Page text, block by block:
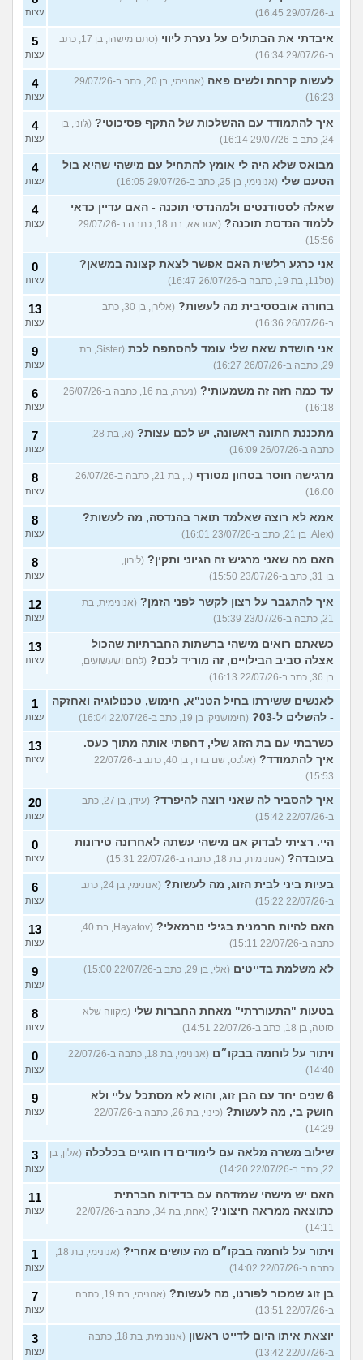
ב-29/07/26 16:45)
עצות
איבדתי את הבתולים על נערת ליווי
(סתם מישהו, בן 17, כתב
ב-29/07/26 16:34)
5
עצות
לעשות קרחת ולשים פאה
(אנונימי, בן 20, כתב ב-29/07/26
16:23)
4
עצות
איך להתמודד עם ההשלכות של התקף פסיכוטי? (ג'וני, בן
24, כתב ב-29/07/26 16:14)
4
עצות
מבואס שלא היה לי אומץ להתחיל עם מישהי שהיא בול
הטעם שלי (אנונימי, בן 25, כתב ב-29/07/26 16:05)
4
עצות
שאלה לסטודנטים ולמהנדסי תוכנה - האם עדיין כדאי
ללמוד הנדסת תוכנה?
(אסראא, בת 18, כתבה ב-29/07/26
15:56)
4
עצות
אני כרגע רלשית האם אפשר לצאת קצונה במשאן?
(טל11, בת 19, כתבה ב-26/07/26 16:47)
0
עצות
בחורה אובססיבית מה לעשות?
(אלירן, בן 30, כתב
ב-26/07/26 16:36)
13
עצות
אני חושדת שאח שלי עומד להסתפח לכת
(Sister, בת
29, כתבה ב-26/07/26 16:27)
9
עצות
עד כמה חזה זה משמעותי?
(נערה, בת 16, כתבה ב-26/07/26
16:18)
6
עצות
מתכננת חתונה ראשונה, יש לכם עצות?
(א, בת 28,
כתבה ב-26/07/26 16:09)
7
עצות
מרגישה חוסר בטחון מטורף
(.., בת 21, כתבה ב-26/07/26
16:00)
8
עצות
אמא לא רוצה שאלמד תואר בהנדסה, מה לעשות?
(Alex, בן 21, כתב ב-23/07/26 16:01)
8
עצות
האם מה שאני מרגיש זה הגיוני ותקין? (לירון,
בן 31, כתב ב-23/07/26 15:50)
8
עצות
איך להתגבר על רצון לקשר לפני הזמן? (אנונימית, בת
21, כתבה ב-23/07/26 15:39)
12
עצות
כשאתם רואים מישהי ברשתות החברתיות שהכול
אצלה סביב הבילויים, זה מוריד לכם? (לחם ושעשועים,
בן 36, כתב ב-22/07/26 16:13)
13
עצות
לאנשים ששירתו בחיל הטנ"א, חימוש, טכנולוגיה ואחזקה
- להשלים ל-03?
(חימושניק, בן 19, כתב ב-22/07/26 16:04)
1
עצות
כשרבתי עם בת הזוג שלי, דחפתי אותה מתוך כעס.
איך להתמודד?
(אלכס, שם בדוי, בן 40, כתב ב-22/07/26
15:53)
13
עצות
איך להסביר לה שאני רוצה להיפרד?
(עידן, בן 27, כתב
ב-22/07/26 15:42)
20
עצות
היי. רציתי לבדוק אם מישהי עשתה לאחרונה טירונות
בעובדה? (אנונימית, בת 18, כתבה ב-22/07/26 15:31)
0
עצות
בעיות ביני לבית הזוג, מה לעשות?
(אנונימי, בן 24, כתב
ב-22/07/26 15:22)
6
עצות
האם להיות חרמנית בגילי נורמאלי?
(Hayatov, בת 40,
כתבה ב-22/07/26 15:11)
13
עצות
לא משלמת בדייטים (אלי, בן 29, כתב ב-22/07/26 15:00) 9
עצות
בטעות "התעוררתי" מאחת החברות שלי (מקווה שלא
סוטה, בן 18, כתב ב-22/07/26 14:51)
8
עצות
ויתור על לוחמה בבקו״ם
(אנונימי, בת 18, כתבה ב-22/07/26
14:40)
0
עצות
6 שנים יחד עם הבן זוג, והוא לא מסתכל עליי ולא
חושק בי, מה לעשות?
(כינוי, בת 26, כתבה ב-22/07/26
14:29)
9
עצות
שילוב משרה מלאה עם לימודים דו חוגיים בכלכלה (אלון, בן
22, כתב ב-22/07/26 14:20)
3
עצות
האם יש מישהי שמזדהה עם בדידות חברתית
כתוצאה ממראה חיצוני?
(אחת, בת 34, כתבה ב-22/07/26
14:11)
11
עצות
ויתור על לוחמה בבקו״ם מה עושים אחרי?
(אנונימי, בת 18,
כתבה ב-22/07/26 14:02)
1
עצות
בן זוג שמכור לפורנו, מה לעשות?
(אנונימי, בת 19, כתבה
ב-22/07/26 13:51)
7
עצות
יוצאת איתו היום לדייט ראשון
(אנונימית, בת 18, כתבה
ב-22/07/26 13:42)
3
עצות